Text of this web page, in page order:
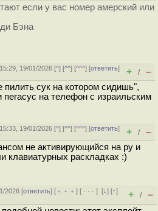
если у вас номер амерский или
Бэна
19/01/2026 [^] [^^] [^^^] [ответить]
+ / –
пилить сук на котором сидишь",
пегасус на телефон с израильским
19/01/2026 [^] [^^] [^^^] [ответить]
+ / –
не активирующийся на ру и
клавиатурных раскладках :)
2026 [ответить] [ ﹢﹢﹢] [ · · ·][↓] [↑]
+ / –